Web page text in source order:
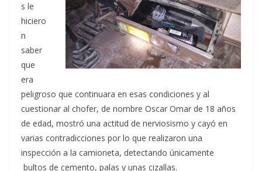
s le
hiciero
n
saber
que
era
peligroso que continuara en esas condiciones y al
cuestionar al chofer, de nombre Oscar Omar de 18 años
de edad, mostró una actitud de nerviosismo y cayó en
varias contradicciones por lo que realizaron una
inspección a la camioneta, detectando únicamente
bultos de cemento, palas y unas cizallas.